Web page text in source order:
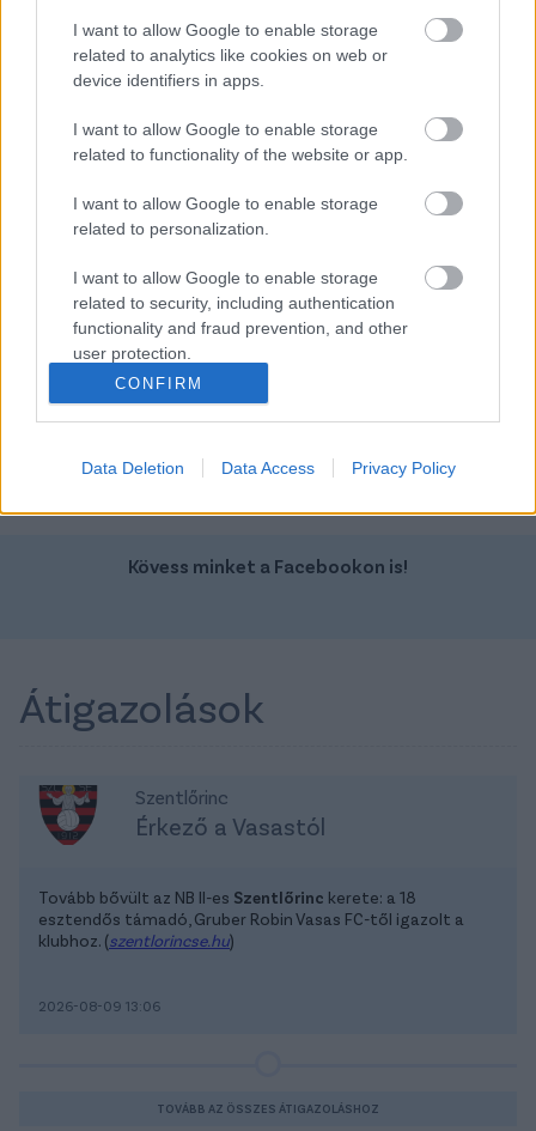
I want to allow Google to enable storage
related to analytics like cookies on web or
device identifiers in apps.
I want to allow Google to enable storage
related to functionality of the website or app.
I want to allow Google to enable storage
related to personalization.
I want to allow Google to enable storage
related to security, including authentication
functionality and fraud prevention, and other
user protection.
CONFIRM
Data Deletion Data Access Privacy Policy
Autópiac
Ford Transit
Üzemanyag: Elektromos
14 800 000 Ft + Áfa
Hyundai Tucson
Üzemanyag: Benzin
Kövess minket a Facebookon is!
Átigazolások
Szentlőrinc
Érkező a Vasastól
Tovább bővült az NB II-es Szentlőrinc kerete: a 18
esztendős támadó, Gruber Robin Vasas FC-től igazolt a
klubhoz. (szentlorincse.hu)
2026-08-09 13:06
TOVÁBB AZ ÖSSZES ÁTIGAZOLÁSHOZ